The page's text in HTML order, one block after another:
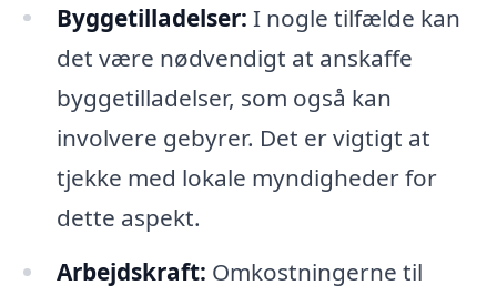
Byggetilladelser: I nogle tilfælde kan
det være nødvendigt at anskaffe
byggetilladelser, som også kan
involvere gebyrer. Det er vigtigt at
tjekke med lokale myndigheder for
dette aspekt.
Arbejdskraft: Omkostningerne til